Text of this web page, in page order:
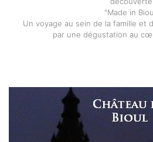
"Made in
Un voyage au sein de la famille et
par une dégustation au